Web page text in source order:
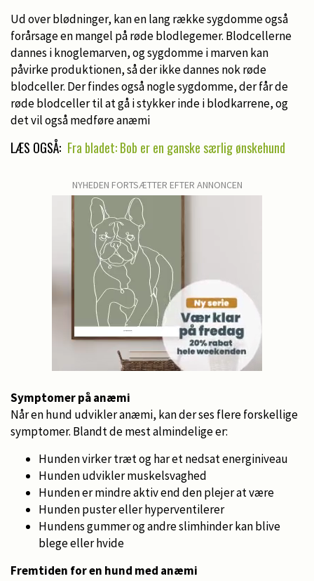
Ud over blødninger, kan en lang række sygdomme også
forårsage en mangel på røde blodlegemer. Blodcellerne
dannes i knoglemarven, og sygdomme i marven kan
påvirke produktionen, så der ikke dannes nok røde
blodceller. Der findes også nogle sygdomme, der får de
røde blodceller til at gå i stykker inde i blodkarrene, og
det vil også medføre anæmi
LÆS OGSÅ: Fra bladet: Bob er en ganske særlig ønskehund
NYHEDEN FORTSÆTTER EFTER ANNONCEN
Symptomer på anæmi
Når en hund udvikler anæmi, kan der ses flere forskellige
symptomer. Blandt de mest almindelige er:
Hunden virker træt og har et nedsat energiniveau
Hunden udvikler muskelsvaghed
Hunden er mindre aktiv end den plejer at være
Hunden puster eller hyperventilerer
Hundens gummer og andre slimhinder kan blive
blege eller hvide
Fremtiden for en hund med anæmi